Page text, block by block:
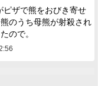
ザで熊をおびき寄せ
のうち母熊が射殺され
ので。